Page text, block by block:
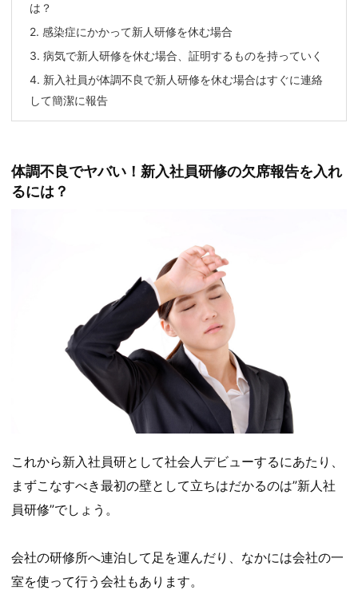
は？
2. 感染症にかかって新人研修を休む場合
3. 病気で新人研修を休む場合、証明するものを持っていく
4. 新入社員が体調不良で新人研修を休む場合はすぐに連絡
して簡潔に報告
体調不良でヤバい！新入社員研修の欠席報告を入れ
るには？
これから新入社員研として社会人デビューするにあたり、
まずこなすべき最初の壁として立ちはだかるのは”新人社
員研修”でしょう。
会社の研修所へ連泊して足を運んだり、なかには会社の一
室を使って行う会社もあります。